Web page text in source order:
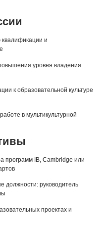
квалификации и
уровня владения
к образовательной культуре
в мультикультурной
программ IB, Cambridge или
должности: руководитель
проектах и